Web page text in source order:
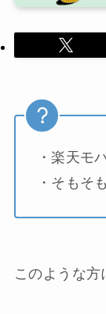
・楽天モ
・そもそ
このような方